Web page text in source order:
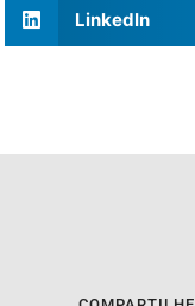
LinkedIn